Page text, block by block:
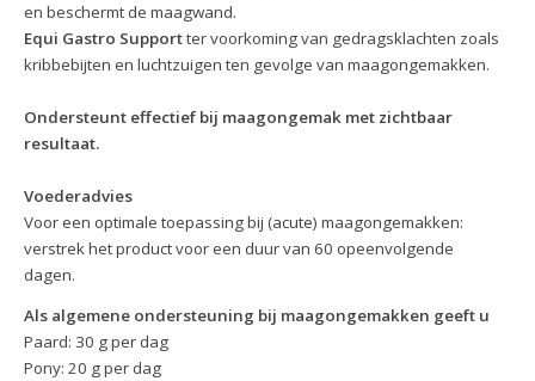
en beschermt de maagwand.
Equi Gastro Supportter voorkoming van gedragsklachten zoals
kribbebijten en luchtzuigen ten gevolge van maagongemakken.
Ondersteunt effectief bij maagongemak met zichtbaar
resultaat.
Voederadvies
Voor een optimale toepassing bij (acute) maagongemakken:
verstrek het product voor een duur van 60 opeenvolgende
dagen.
Als algemene ondersteuning bij maagongemakken geeft u
Paard: 30 g per dag
Pony: 20 g per dag